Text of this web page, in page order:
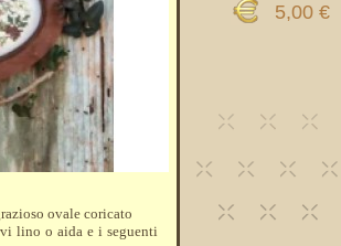
5,00 €
ovale coricato
lino o aida e i seguenti